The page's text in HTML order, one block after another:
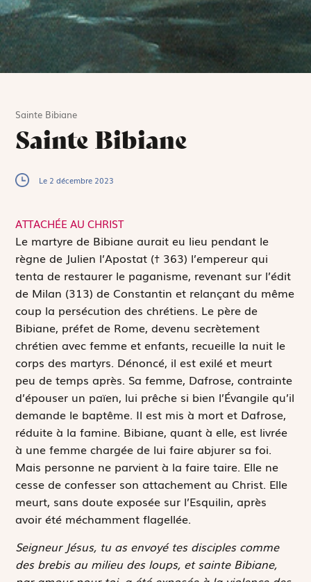
Sainte Bibiane
Sainte Bibiane
Le 2 décembre 2023
ATTACHÉE AU CHRIST
Le martyre de Bibiane aurait eu lieu pendant le
règne de Julien l’Apostat († 363) l’empereur qui
tenta de restaurer le paganisme, revenant sur l’édit
de Milan (313) de Constantin et relançant du même
coup la persécution des chrétiens. Le père de
Bibiane, préfet de Rome, devenu secrètement
chrétien avec femme et enfants, recueille la nuit le
corps des martyrs. Dénoncé, il est exilé et meurt
peu de temps après. Sa femme, Dafrose, contrainte
d’épouser un païen, lui prêche si bien l’Évangile qu’il
demande le baptême. Il est mis à mort et Dafrose,
réduite à la famine. Bibiane, quant à elle, est livrée
à une femme chargée de lui faire abjurer sa foi.
Mais personne ne parvient à la faire taire. Elle ne
cesse de confesser son attachement au Christ. Elle
meurt, sans doute exposée sur l’Esquilin, après
avoir été méchamment flagellée.
Seigneur Jésus, tu as envoyé tes disciples comme
des brebis au milieu des loups, et sainte Bibiane,